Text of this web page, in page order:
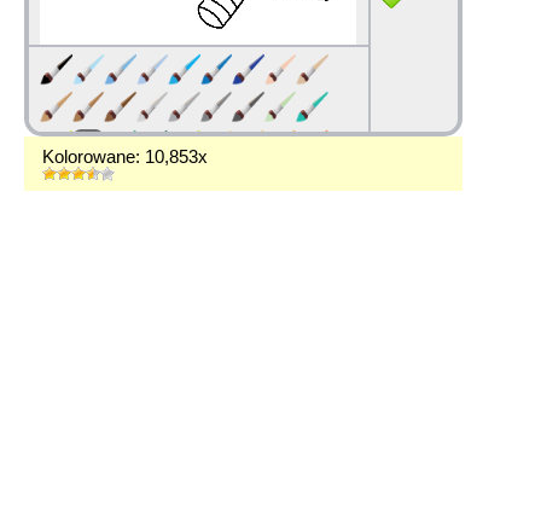
Kolorowane: 10,853x